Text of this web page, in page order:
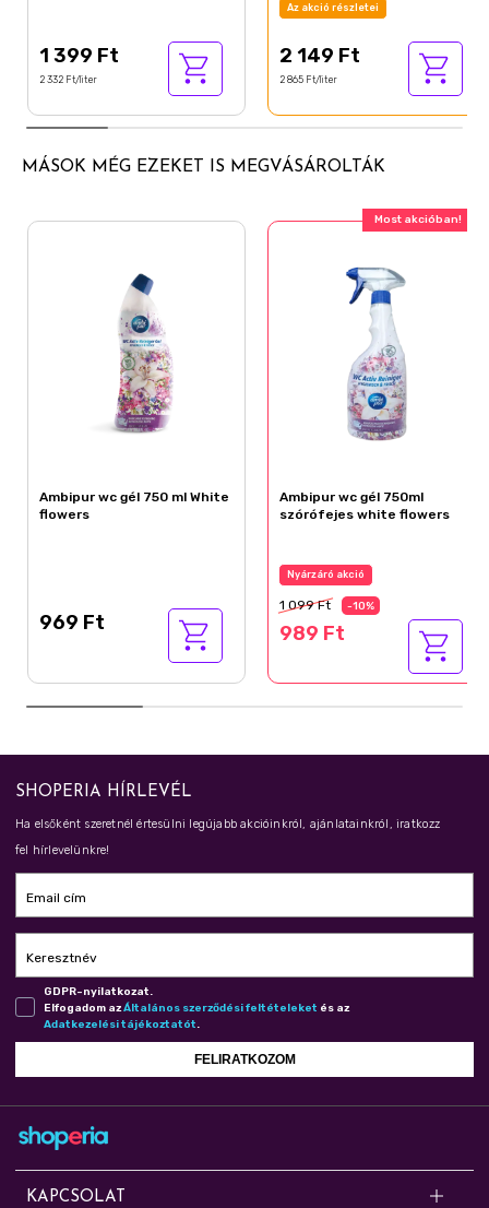
1 399 Ft
2 332 Ft/liter
Az akció részletei
2 149 Ft
2 865 Ft/liter
MÁSOK MÉG EZEKET IS MEGVÁSÁROLTÁK
Ambipur wc gél 750 ml White
flowers
969 Ft
Most akcióban!
Ambipur wc gél 750ml
szórófejes white flowers
Nyárzáró akció
1 099 Ft -10%
989 Ft
SHOPERIA HÍRLEVÉL
Ha elsőként szeretnél értesülni legújabb akcióinkról, ajánlatainkról, iratkozz
fel hírlevelünkre!
Email cím
Keresztnév
GDPR-nyilatkozat.
Elfogadom azÁl­ta­lá­nos szer­ző­dé­si fel­té­te­le­ket és az
Adat­ke­ze­lé­si tá­jé­koz­ta­tót.
FELIRATKOZOM
KAPCSOLAT